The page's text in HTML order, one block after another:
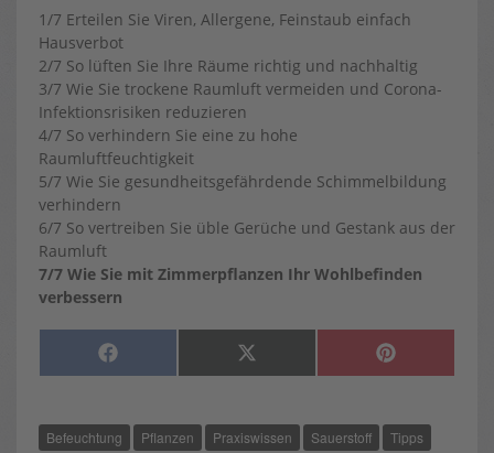
1/7 Erteilen Sie Viren, Allergene, Feinstaub einfach
Hausverbot
2/7 So lüften Sie Ihre Räume richtig und nachhaltig
3/7 Wie Sie trockene Raumluft vermeiden und Corona-
Infektionsrisiken reduzieren
4/7 So verhindern Sie eine zu hohe
Raumluftfeuchtigkeit
5/7 Wie Sie gesundheitsgefährdende Schimmelbildung
verhindern
6/7 So vertreiben Sie üble Gerüche und Gestank aus der
Raumluft
7/7 Wie Sie mit Zimmerpflanzen Ihr Wohlbefinden
verbessern
SHARE
F
A
O
O
SHARE
X
(
T
T
SHARE
P
I
R
E
Befeuchtung Pflanzen Praxiswissen Sauerstoff Tipps